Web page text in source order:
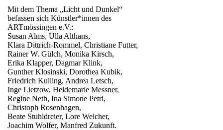
Mit dem Thema „Licht und Dunkel“
befassen sich Künstler*innen des
ARTmössingen e.V.:
Susan Alms, Ulla Althans,
Klara Dittrich-Rommel, Christiane Futter,
Rainer W. Gülch, Monika Kirsch,
Erika Klapper, Dagmar Klink,
Gunther Klosinski, Dorothea Kubik,
Friedrich Kulling, Andrea Letsch,
Inge Lietzow, Heidemarie Messner,
Regine Neth, Ina Simone Petri,
Christoph Rosenhagen,
Beate Stuhldreier, Lore Welcher,
Joachim Wolfer, Manfred Zukunft.